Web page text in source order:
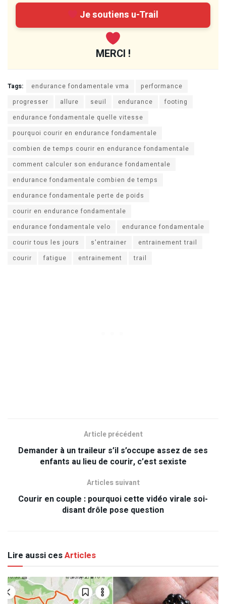
Je soutiens u-Trail
MERCI !
Tags: endurance fondamentale vma
performance
progresser
allure seuil endurance
footing
endurance fondamentale quelle vitesse
pourquoi courir en endurance fondamentale
combien de temps courir en endurance fondamentale
comment calculer son endurance fondamentale
endurance fondamentale combien de temps
endurance fondamentale perte de poids
courir en endurance fondamentale
endurance fondamentale velo
endurance fondamentale
courir tous les jours
s'entrainer
entrainement trail
courir
fatigue entrainement trail
Article précédent
Demander à un traileur s’il s’occupe assez de ses
enfants au lieu de courir, c’est sexiste
Articles suivant
Courir en couple : pourquoi cette vidéo virale soi-
disant drôle pose question
Lire aussi cesArticles